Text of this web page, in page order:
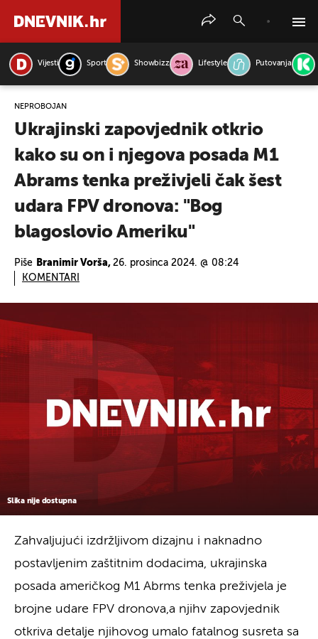
Vijesti Sport Showbizz Lifestyle Putovanja
NEPROBOJAN
Ukrajinski zapovjednik otkrio
kako su on i njegova posada M1
Abrams tenka preživjeli čak šest
udara FPV dronova: "Bog
blagoslovio Ameriku"
Piše Branimir Vorša, 26. prosinca 2024. @ 08:24
KOMENTARI
Slika nije dostupna
Zahvaljujući izdržljivom dizajnu i naknadno
postavljenim zaštitnim dodacima, ukrajinska
posada američkog M1 Abrms tenka preživjela je
brojne udare FPV dronova,a njihv zapovjednik
otkriva detalje njihovog umalo fatalnog susreta sa
PRETRAŽITE VIJESTI